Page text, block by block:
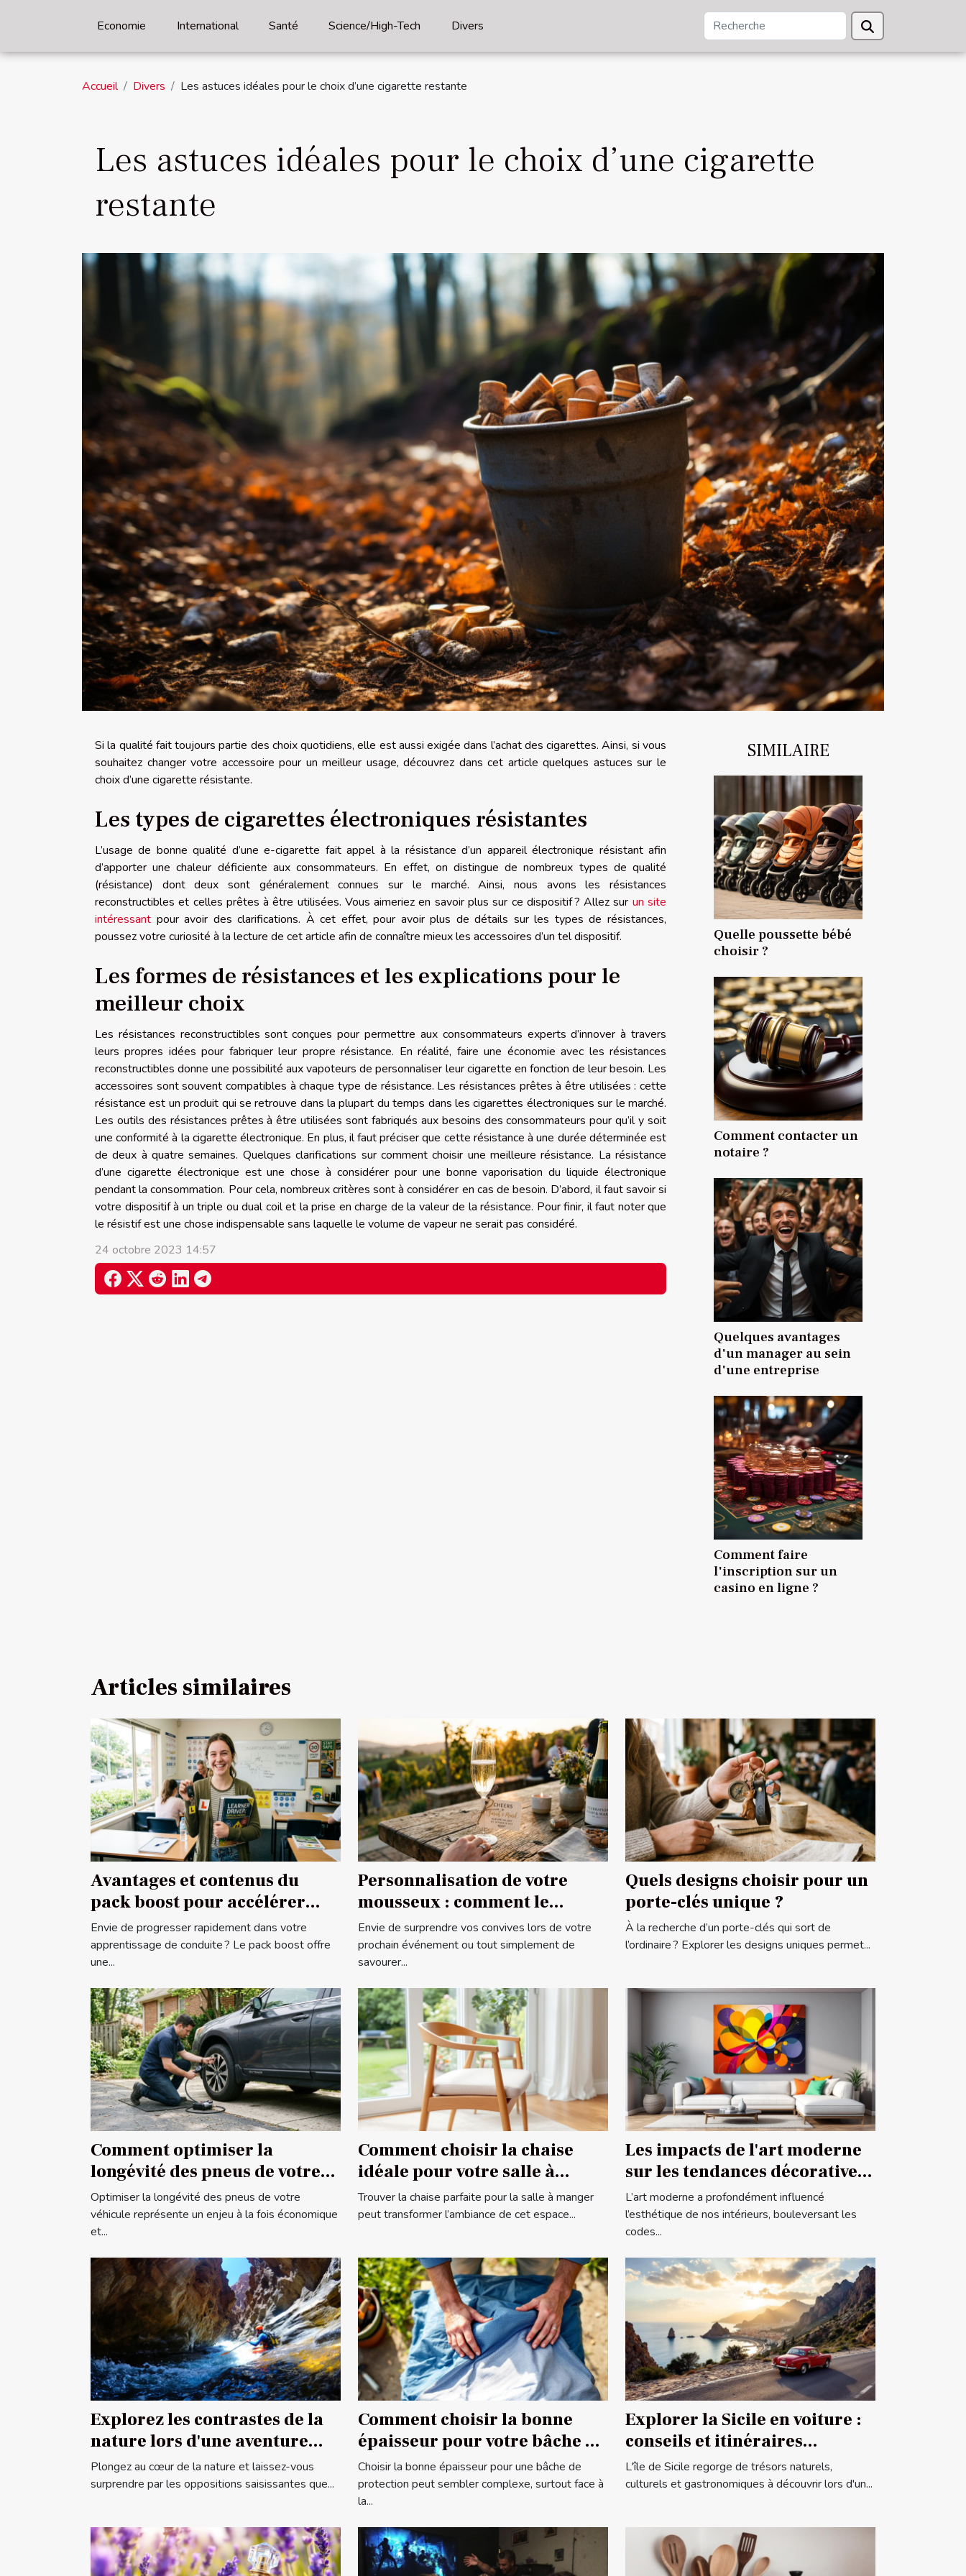
Economie International Santé Science/High-Tech Divers
Accueil Divers Les astuces idéales pour le choix d’une cigarette restante
Les astuces idéales pour le choix d’une cigarette
restante
Si la qualité fait toujours partie des choix quotidiens, elle est aussi exigée dans l’achat des cigarettes. Ainsi, si vous
souhaitez changer votre accessoire pour un meilleur usage, découvrez dans cet article quelques astuces sur le
choix d’une cigarette résistante.
Les types de cigarettes électroniques résistantes
L’usage de bonne qualité d’une e-cigarette fait appel à la résistance d’un appareil électronique résistant afin
d’apporter une chaleur déficiente aux consommateurs. En effet, on distingue de nombreux types de qualité
(résistance) dont deux sont généralement connues sur le marché. Ainsi, nous avons les résistances
reconstructibles et celles prêtes à être utilisées. Vous aimeriez en savoir plus sur ce dispositif ? Allez sur un site
intéressant pour avoir des clarifications. À cet effet, pour avoir plus de détails sur les types de résistances,
poussez votre curiosité à la lecture de cet article afin de connaître mieux les accessoires d’un tel dispositif.
Les formes de résistances et les explications pour le
meilleur choix
Les résistances reconstructibles sont conçues pour permettre aux consommateurs experts d’innover à travers
leurs propres idées pour fabriquer leur propre résistance. En réalité, faire une économie avec les résistances
reconstructibles donne une possibilité aux vapoteurs de personnaliser leur cigarette en fonction de leur besoin. Les
accessoires sont souvent compatibles à chaque type de résistance. Les résistances prêtes à être utilisées : cette
résistance est un produit qui se retrouve dans la plupart du temps dans les cigarettes électroniques sur le marché.
Les outils des résistances prêtes à être utilisées sont fabriqués aux besoins des consommateurs pour qu’il y soit
une conformité à la cigarette électronique. En plus, il faut préciser que cette résistance à une durée déterminée est
de deux à quatre semaines. Quelques clarifications sur comment choisir une meilleure résistance. La résistance
d’une cigarette électronique est une chose à considérer pour une bonne vaporisation du liquide électronique
pendant la consommation. Pour cela, nombreux critères sont à considérer en cas de besoin. D’abord, il faut savoir si
votre dispositif à un triple ou dual coil et la prise en charge de la valeur de la résistance. Pour finir, il faut noter que
le résistif est une chose indispensable sans laquelle le volume de vapeur ne serait pas considéré.
24 octobre 2023 14:57
SIMILAIRE
Quelle poussette bébé
choisir ?
Comment contacter un
notaire ?
Quelques avantages
d'un manager au sein
d'une entreprise
Comment faire
l'inscription sur un
casino en ligne ?
Articles similaires
Avantages et contenus du
pack boost pour accélérer
votre apprentissage de
conduite
Envie de progresser rapidement dans votre
apprentissage de conduite ? Le pack boost offre
une...
Personnalisation de votre
mousseux : comment le
rendre unique ?
Envie de surprendre vos convives lors de votre
prochain événement ou tout simplement de
savourer...
Quels designs choisir pour un
porte-clés unique ?
À la recherche d’un porte-clés qui sort de
l’ordinaire ? Explorer les designs uniques permet...
Comment optimiser la
longévité des pneus de votre
véhicule ?
Optimiser la longévité des pneus de votre
véhicule représente un enjeu à la fois économique
et...
Comment choisir la chaise
idéale pour votre salle à
manger ?
Trouver la chaise parfaite pour la salle à manger
peut transformer l’ambiance de cet espace...
Les impacts de l'art moderne
sur les tendances décoratives
contemporaines
L’art moderne a profondément influencé
l’esthétique de nos intérieurs, bouleversant les
codes...
Explorez les contrastes de la
nature lors d'une aventure
canyoning
Plongez au cœur de la nature et laissez-vous
surprendre par les oppositions saisissantes que...
Comment choisir la bonne
épaisseur pour votre bâche de
protection ?
Choisir la bonne épaisseur pour une bâche de
protection peut sembler complexe, surtout face à
la...
Explorer la Sicile en voiture :
conseils et itinéraires
conseillés
L'île de Sicile regorge de trésors naturels,
culturels et gastronomiques à découvrir lors d'un...